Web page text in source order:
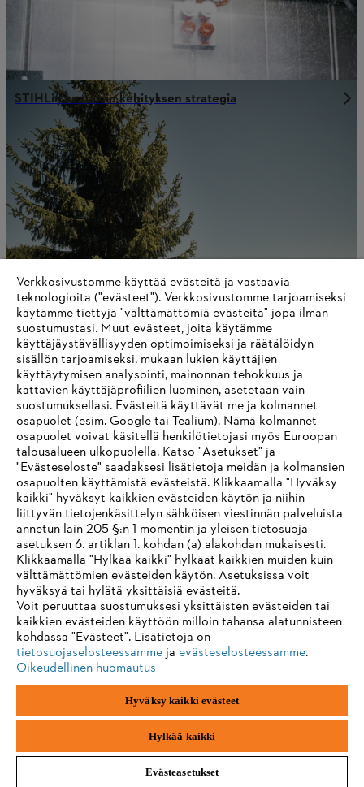
STIHLin kestävän kehityksen strategia
STIHL lukuina
Tietoa toimittajille
Tuotteet
Yhteystiedot
Ura
Ilmiantajajärjestelmä
Yksityisyyden suoja Evästetiedot
ANDREAS STIHL AG & Co. KG ©2023
Verkkosivustomme käyttää evästeitä ja vastaavia
teknologioita ("evästeet"). Verkkosivustomme tarjoamiseksi
käytämme tiettyjä "välttämättömiä evästeitä" jopa ilman
suostumustasi. Muut evästeet, joita käytämme
käyttäjäystävällisyyden optimoimiseksi ja räätälöidyn
sisällön tarjoamiseksi, mukaan lukien käyttäjien
käyttäytymisen analysointi, mainonnan tehokkuus ja
kattavien käyttäjäprofiilien luominen, asetetaan vain
suostumuksellasi. Evästeitä käyttävät me ja kolmannet
osapuolet (esim. Google tai Tealium). Nämä kolmannet
osapuolet voivat käsitellä henkilötietojasi myös Euroopan
talousalueen ulkopuolella. Katso "Asetukset" ja
"Evästeseloste" saadaksesi lisätietoja meidän ja kolmansien
osapuolten käyttämistä evästeistä. Klikkaamalla "Hyväksy
kaikki" hyväksyt kaikkien evästeiden käytön ja niihin
liittyvän tietojenkäsittelyn sähköisen viestinnän palveluista
annetun lain 205 §:n 1 momentin ja yleisen tietosuoja-
asetuksen 6. artiklan 1. kohdan (a) alakohdan mukaisesti.
Klikkaamalla "Hylkää kaikki" hylkäät kaikkien muiden kuin
välttämättömien evästeiden käytön. Asetuksissa voit
hyväksyä tai hylätä yksittäisiä evästeitä.
Voit peruuttaa suostumuksesi yksittäisten evästeiden tai
kaikkien evästeiden käyttöön milloin tahansa alatunnisteen
kohdassa "Evästeet". Lisätietoja on
tietosuojaselosteessammeja evästeselosteessamme.
Oikeudellinen huomautus
Hyväksy kaikki evästeet
Hylkää kaikki
Evästeasetukset